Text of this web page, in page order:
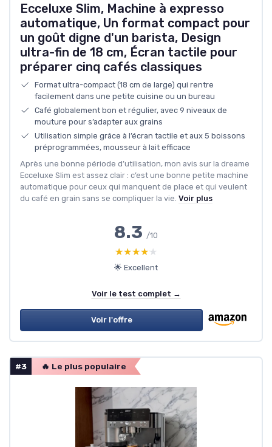
Ecceluxe Slim, Machine à expresso
automatique, Un format compact pour
un goût digne d'un barista, Design
ultra-fin de 18 cm, Écran tactile pour
préparer cinq cafés classiques
Format ultra-compact (18 cm de large) qui rentre
facilement dans une petite cuisine ou un bureau
Café globalement bon et régulier, avec 9 niveaux de
mouture pour s’adapter aux grains
Utilisation simple grâce à l’écran tactile et aux 5 boissons
préprogrammées, mousseur à lait efficace
Après une bonne période d’utilisation, mon avis sur la dreame
Ecceluxe Slim est assez clair : c’est une bonne petite machine
automatique pour ceux qui manquent de place et qui veulent
du café en grain sans se compliquer la vie. Voir plus
8.3 /10
★★★★★
★★★★★
🌟 Excellent
Voir le test complet →
Voir l'offre
#3 🔥 Le plus populaire